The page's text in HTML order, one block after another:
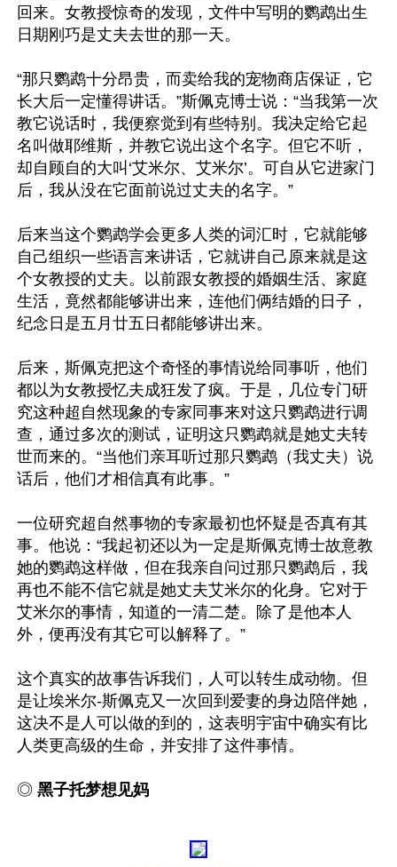
回来。女教授惊奇的发现，文件中写明的鹦鹉出生
日期刚巧是丈夫去世的那一天。
“那只鹦鹉十分昂贵，而卖给我的宠物商店保证，它
长大后一定懂得讲话。”斯佩克博士说：“当我第一次
教它说话时，我便察觉到有些特别。我决定给它起
名叫做耶维斯，并教它说出这个名字。但它不听，
却自顾自的大叫‘艾米尔、艾米尔’。可自从它进家门
后，我从没在它面前说过丈夫的名字。”
后来当这个鹦鹉学会更多人类的词汇时，它就能够
自己组织一些语言来讲话，它就讲自己原来就是这
个女教授的丈夫。以前跟女教授的婚姻生活、家庭
生活，竟然都能够讲出来，连他们俩结婚的日子，
纪念日是五月廿五日都能够讲出来。
后来，斯佩克把这个奇怪的事情说给同事听，他们
都以为女教授忆夫成狂发了疯。于是，几位专门研
究这种超自然现象的专家同事来对这只鹦鹉进行调
查，通过多次的测试，证明这只鹦鹉就是她丈夫转
世而来的。“当他们亲耳听过那只鹦鹉（我丈夫）说
话后，他们才相信真有此事。”
一位研究超自然事物的专家最初也怀疑是否真有其
事。他说：“我起初还以为一定是斯佩克博士故意教
她的鹦鹉这样做，但在我亲自问过那只鹦鹉后，我
再也不能不信它就是她丈夫艾米尔的化身。它对于
艾米尔的事情，知道的一清二楚。除了是他本人
外，便再没有其它可以解释了。”
这个真实的故事告诉我们，人可以转生成动物。但
是让埃米尔-斯佩克又一次回到爱妻的身边陪伴她，
这决不是人可以做的到的，这表明宇宙中确实有比
人类更高级的生命，并安排了这件事情。
◎ 黑子托梦想见妈